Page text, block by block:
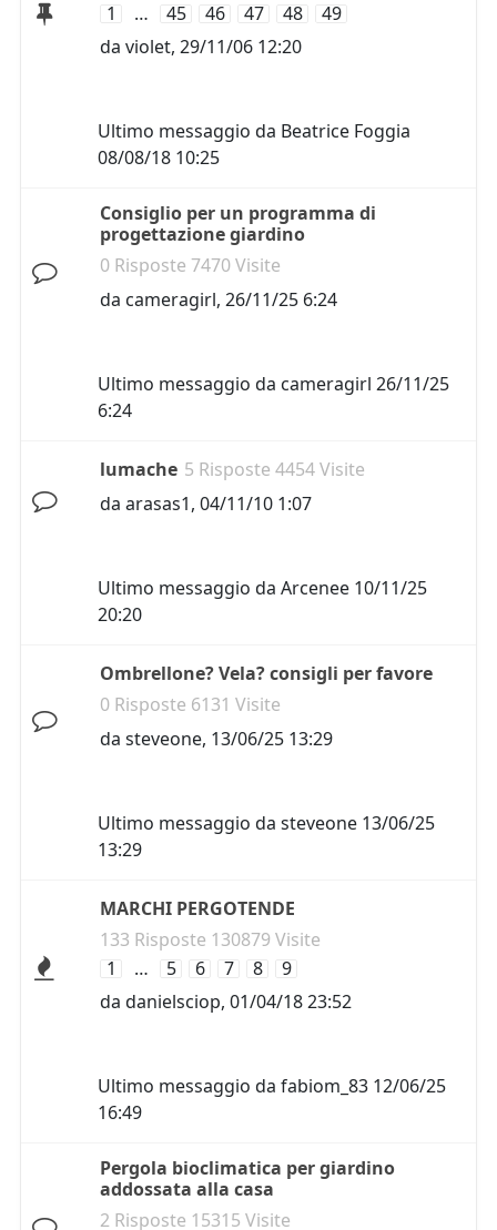
1
… 45 46 47 48
49
da violet, 29/11/06 12:20
Ultimo messaggio da Beatrice Foggia
08/08/18 10:25
Consiglio per un programma di
progettazione giardino
0 Risposte 7470 Visite
da cameragirl, 26/11/25 6:24
Ultimo messaggio da cameragirl 26/11/25
6:24
lumache 5 Risposte 4454 Visite
da arasas1, 04/11/10 1:07
Ultimo messaggio da Arcenee 10/11/25
20:20
Ombrellone? Vela? consigli per favore
0 Risposte 6131 Visite
da steveone, 13/06/25 13:29
Ultimo messaggio da steveone 13/06/25
13:29
MARCHI PERGOTENDE
133 Risposte 130879 Visite
1
… 5 6 7 8
9
da danielsciop, 01/04/18 23:52
Ultimo messaggio da fabiom_83 12/06/25
16:49
Pergola bioclimatica per giardino
addossata alla casa
2 Risposte 15315 Visite